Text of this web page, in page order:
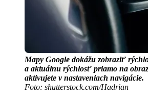
Mapy Google dokážu zobraziť
a aktuálnu rýchlosť priamo na
aktivujete v nastaveniach navigácie.
Foto: shutterstock.com/Hadrian